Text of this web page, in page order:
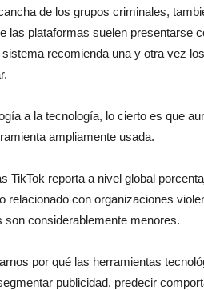
de los grupos criminales,
las plataformas suelen presentarse
recomienda una y otra vez
a la tecnología, lo cierto es que
ampliamente usada.
TikTok reporta a nivel global
relacionado con organizaciones
considerablemente menores.
por qué las herramientas
publicidad, predecir